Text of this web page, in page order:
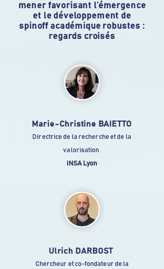
mener favorisant l’émergence
et le développement de
spinoff académique robustes :
regards croisés
Marie-Christine BAIETTO
Directrice de la recherche et de la
valorisation
INSA Lyon
Ulrich DARBOST
Chercheur et co-fondateur de la